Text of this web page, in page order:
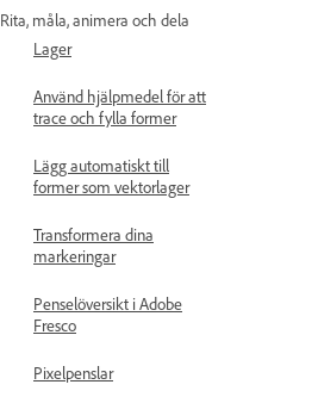
Rita, måla, animera och dela
Lager
Använd hjälpmedel för att
trace och fylla former
Lägg automatiskt till
former som vektorlager
Transformera dina
markeringar
Penselöversikt i Adobe
Fresco
Pixelpenslar